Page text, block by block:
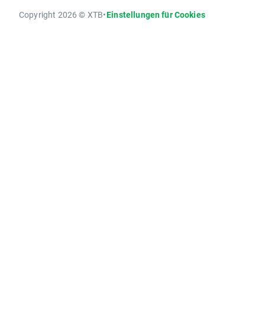
Copyright 2026 © XTB•Einstellungen für Cookies